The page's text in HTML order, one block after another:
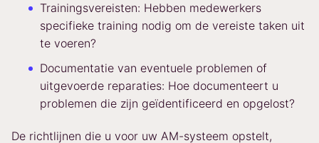
Trainingsvereisten: Hebben medewerkers
specifieke training nodig om de vereiste taken uit
te voeren?
Documentatie van eventuele problemen of
uitgevoerde reparaties: Hoe documenteert u
problemen die zijn geïdentificeerd en opgelost?
De richtlijnen die u voor uw AM-systeem opstelt,